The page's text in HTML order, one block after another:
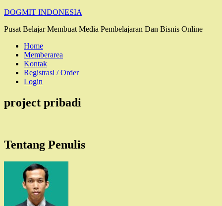
DOGMIT INDONESIA
Pusat Belajar Membuat Media Pembelajaran Dan Bisnis Online
Home
Memberarea
Kontak
Registrasi / Order
Login
project pribadi
Tentang Penulis